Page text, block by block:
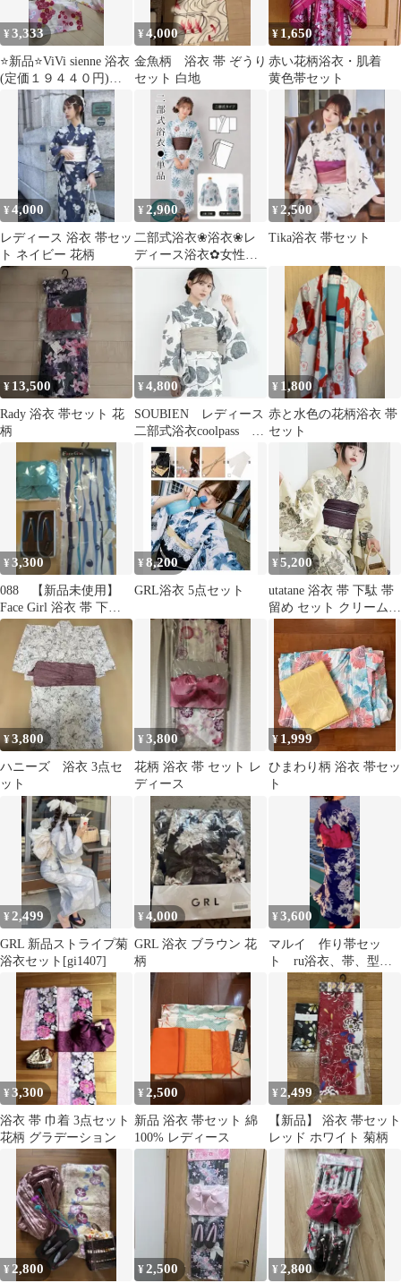
¥3,333
⭐️新品⭐️ViVi sienne 浴衣
(定価１９４４０円)浴
衣以外はサービス
¥4,000
金魚柄 浴衣 帯 ぞうり
セット 白地
¥ 1,650
赤い花柄浴衣・肌着
黄色帯セット
¥4,000
レディース 浴衣 帯セッ
ト ネイビー 花柄
¥ 2,900
二部式浴衣❀浴衣❀レ
ディース浴衣✿女性浴
衣✿浴衣のみ✿夏祭り❀
花火大会❀夕涼み
¥ 2,500
Tika浴衣 帯セット
¥ 13,500
Rady 浴衣 帯セット 花
柄
¥4,800
SOUBIEN レディース
二部式浴衣coolpass 兵
児帯セット
¥ 1,800
赤と水色の花柄浴衣 帯
セット
¥3,300
088 【新品未使用】
Face Girl 浴衣 帯 下駄 3
点セット ブルー
¥ 8,200
GRL浴衣 5点セット
¥5,200
utatane 浴衣 帯 下駄 帯
留め セット クリーム色
¥3,800
ハニーズ 浴衣 3点セ
ット
¥3,800
花柄 浴衣 帯 セット レ
ディース
¥ 1,999
ひまわり柄 浴衣 帯セッ
ト
¥ 2,499
GRL 新品ストライプ菊
浴衣セット[gi1407]
¥4,000
GRL 浴衣 ブラウン 花
柄
¥3,600
マルイ 作り帯セッ
ト ru浴衣、帯、型リ
ボン3点セット 簡易着
用式浴衣
¥3,300
浴衣 帯 巾着 3点セット
花柄 グラデーション
¥ 2,500
新品 浴衣 帯セット 綿
100% レディース
¥ 2,499
【新品】 浴衣 帯セット
レッド ホワイト 菊柄
¥ 2,800 ¥2,500 ¥ 2,800